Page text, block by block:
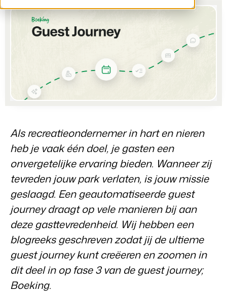
Boost directe boekingen via jouw website.
App Store
Business Intelligence
Maak betere keuzes op basis van data.
Website Integratie
Heb je al een website? Integratie is mogelijk.
Overstappen naar BEX
Klaar om te groeien?
BEX CMS
Verhuurwebsite
Breng je merk tot leven met onze websitebouwer.
Vastgoedwebsite
Genereer leads voor jouw verkoopobjecten.
Hotelkamers, appartementen, B&Bs en pensions.
Resorts
Kampeerplaatsen, glamping tenten en caravans.
Verhuurorganisaties
Exclusieve verhuur en resellers.
Projectontwikkelaars
Vastgoed en nieuwbouwprojecten.
Kleinschalige recreatiebedrijven
Vakantieboerderijen, appartementen en boetiekhotels
Blijven leren, blijven leiden in de recreatie.
BEX Educate | NextGen
Kennis en groei voor de recreatie-expert van de toekomst.
Lees over trends in de sector en krijg tips.
Ervaringen
Kom in contact
Customer Success
Krijg antwoord op jouw vragen.
Developers
Ontwikkel jouw oplossing met onze open API.
Overstappen naar BEX
Partners
Samen transformeren wij de recreatiebranche.
Klantverhalen
BEX Overzicht
Overstappen naar BEX
Prijzen
NL
Team en Cultuur
Toegewijd aan succes
Marketing
BLOG
4 Redenen waarom jij moet
overstappen op facturatie bij
vertrek.
Lees meer
Contact sales Demo aanvragen
Als recreatieondernemer in hart en nieren
heb je vaak één doel, je gasten een
onvergetelijke ervaring bieden. Wanneer zij
tevreden jouw park verlaten, is jouw missie
geslaagd. Een geautomatiseerde guest
journey draagt op vele manieren bij aan
deze gasttevredenheid. Wij hebben een
blogreeks geschreven zodat jij de ultieme
guest journey kunt creëeren en zoomen in
dit deel in op fase 3 van de guest journey;
Boeking.